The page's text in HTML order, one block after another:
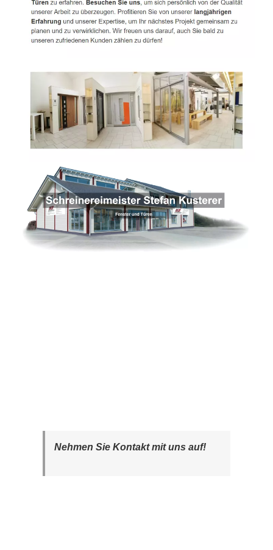
Nehmen Sie Kontakt mit uns auf!